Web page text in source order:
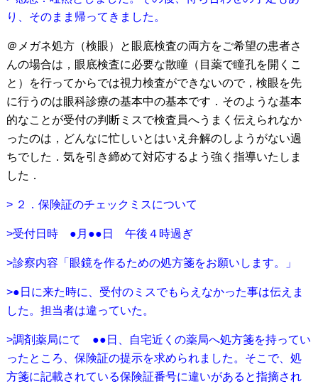
り、そのまま帰ってきました。
＠メガネ処方（検眼）と眼底検査の両方をご希望の患者さ
んの場合は，眼底検査に必要な散瞳（目薬で瞳孔を開くこ
と）を行ってからでは視力検査ができないので，検眼を先
に行うのは眼科診療の基本中の基本です．そのような基本
的なことが受付の判断ミスで検査員へうまく伝えられなか
ったのは，どんなに忙しいとはいえ弁解のしようがない過
ちでした．気を引き締めて対応するよう強く指導いたしま
した．
> ２．保険証のチェックミスについて
>受付日時 ●月●●日 午後４時過ぎ
>診察内容「眼鏡を作るための処方箋をお願いします。」
>●日に来た時に、受付のミスでもらえなかった事は伝えま
した。担当者は違っていた。
>調剤薬局にて ●●日、自宅近くの薬局へ処方箋を持ってい
ったところ、保険証の提示を求められました。そこで、処
方箋に記載されている保険証番号に違いがあると指摘され